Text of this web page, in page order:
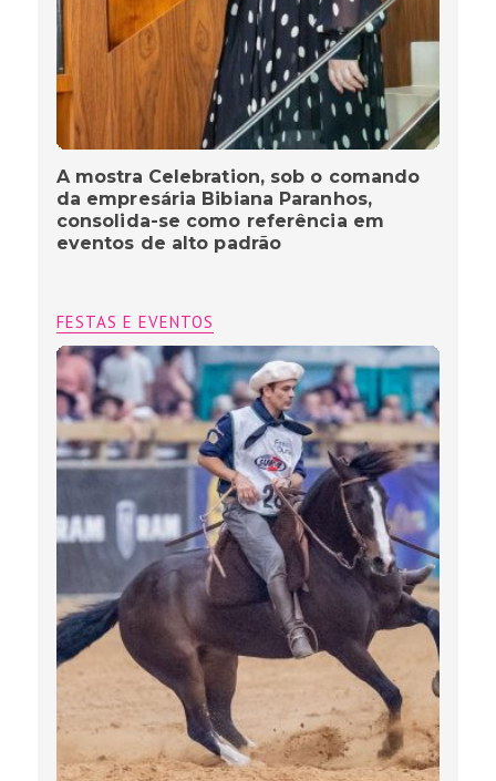
A mostra Celebration, sob o comando
da empresária Bibiana Paranhos,
consolida-se como referência em
eventos de alto padrão
FESTAS E EVENTOS